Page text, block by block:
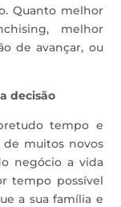
Quanto melhor
melhor
de avançar, ou
decisão
tempo e
de muitos novos
negócio a vida
tempo possível
a sua família e